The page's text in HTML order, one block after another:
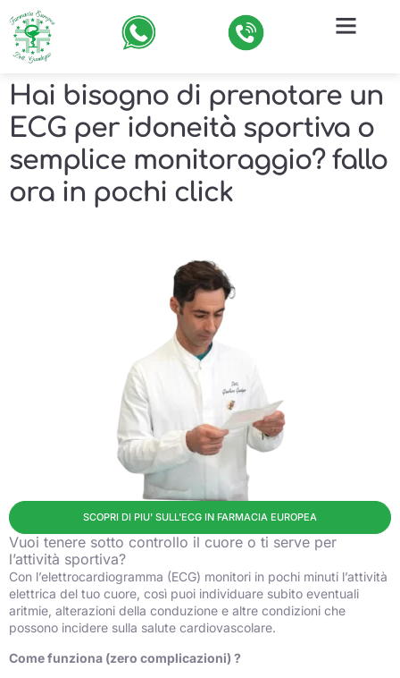
Hai bisogno di prenotare un
ECG per idoneità sportiva o
semplice monitoraggio? fallo
ora in pochi click
SCOPRI DI PIU' SULL'ECG IN FARMACIA EUROPEA
Vuoi tenere sotto controllo il cuore o ti serve per
l’attività sportiva?
Con l’elettrocardiogramma (ECG) monitori in pochi minuti l’attività
elettrica del tuo cuore, così puoi individuare subito eventuali
aritmie, alterazioni della conduzione e altre condizioni che
possono incidere sulla salute cardiovascolare.
Come funziona (zero complicazioni) ?